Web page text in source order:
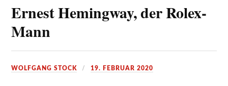
Ernest Hemingway, der Rolex-
Mann
WOLFGANG STOCK 19. FEBRUAR 2020